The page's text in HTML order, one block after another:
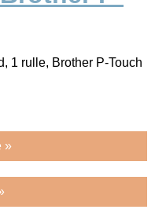
1 rulle, Brother P-Touch
»